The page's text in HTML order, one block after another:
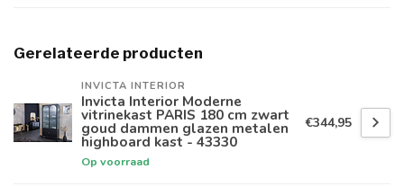
Gerelateerde producten
INVICTA INTERIOR
Invicta Interior Moderne
vitrinekast PARIS 180 cm zwart
goud dammen glazen metalen
highboard kast - 43330
Op voorraad
€344,95